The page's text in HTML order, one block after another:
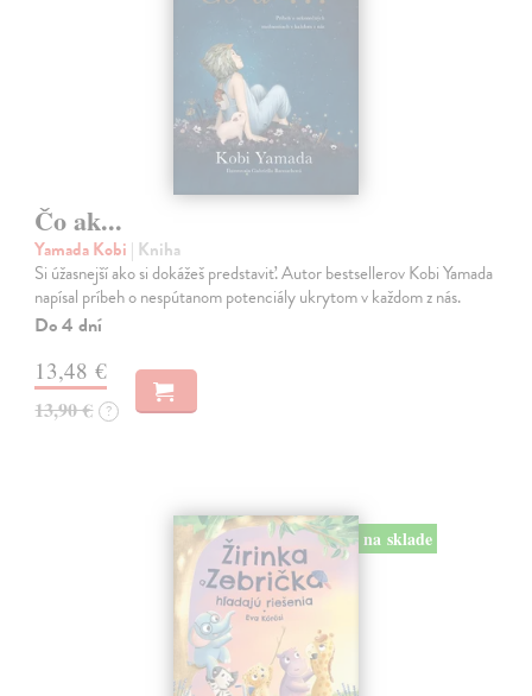
Čo ak...
Yamada Kobi | Kniha
Si úžasnejší ako si dokážeš predstaviť. Autor bestsellerov Kobi Yamada
napísal príbeh o nespútanom potenciály ukrytom v každom z nás.
Do 4 dní
13,48 €
13,90 € ?
na sklade